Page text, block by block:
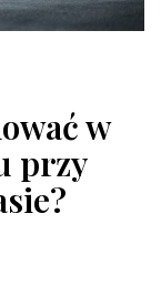
w
przy